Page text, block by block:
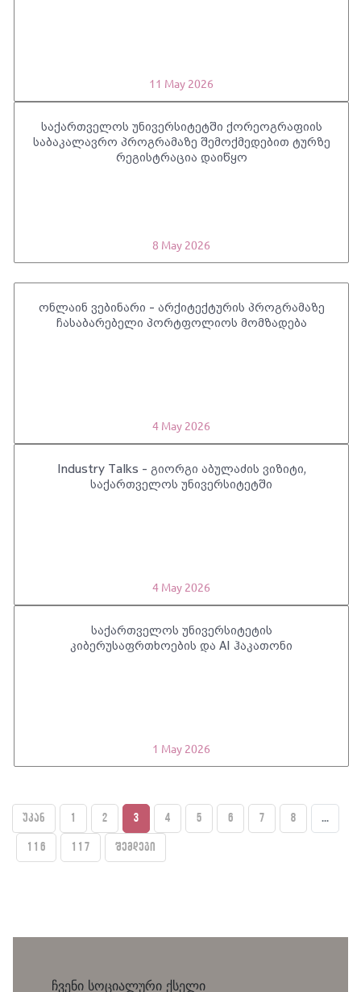
11 May 2026
საქართველოს უნივერსიტეტში ქორეოგრაფიის
საბაკალავრო პროგრამაზე შემოქმედებით ტურზე
რეგისტრაცია დაიწყო
8 May 2026
ონლაინ ვებინარი - არქიტექტურის პროგრამაზე
ჩასაბარებელი პორტფოლიოს მომზადება
4 May 2026
Industry Talks - გიორგი აბულაძის ვიზიტი,
საქართველოს უნივერსიტეტში
4 May 2026
საქართველოს უნივერსიტეტის
კიბერუსაფრთხოების და AI ჰაკათონი
1 May 2026
უკან 1 2 3 4 5 6 7 8 ...
116 117 შემდეგი
ჩვენი სოციალური ქსელი